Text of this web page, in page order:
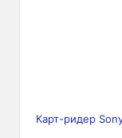
Карт-ридер